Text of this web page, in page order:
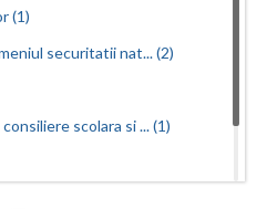
(1)
securitatii nat... (2)
scolara si ... (1)